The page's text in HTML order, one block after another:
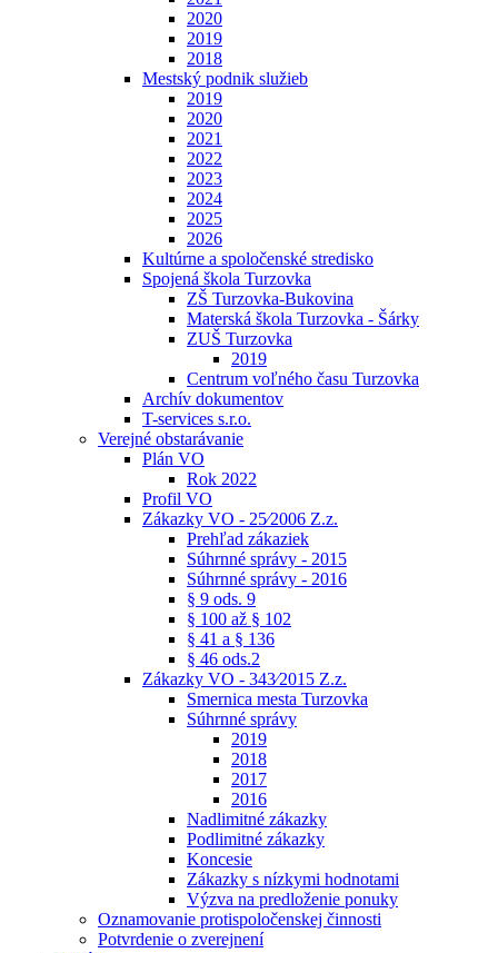
2020
2019
2018
Mestský podnik služieb
2019
2020
2021
2022
2023
2024
2025
2026
Kultúrne a spoločenské stredisko
Spojená škola Turzovka
ZŠ Turzovka-Bukovina
Materská škola Turzovka - Šárky
ZUŠ Turzovka
2019
Centrum voľného času Turzovka
Archív dokumentov
T-services s.r.o.
Verejné obstarávanie
Plán VO
Rok 2022
Profil VO
Zákazky VO - 25⁄2006 Z.z.
Prehľad zákaziek
Súhrnné správy - 2015
Súhrnné správy - 2016
§ 9 ods. 9
§ 100 až § 102
§ 41 a § 136
§ 46 ods.2
Zákazky VO - 343⁄2015 Z.z.
Smernica mesta Turzovka
Súhrnné správy
2019
2018
2017
2016
Nadlimitné zákazky
Podlimitné zákazky
Koncesie
Zákazky s nízkymi hodnotami
Výzva na predloženie ponuky
Oznamovanie protispoločenskej činnosti
Potvrdenie o zverejnení